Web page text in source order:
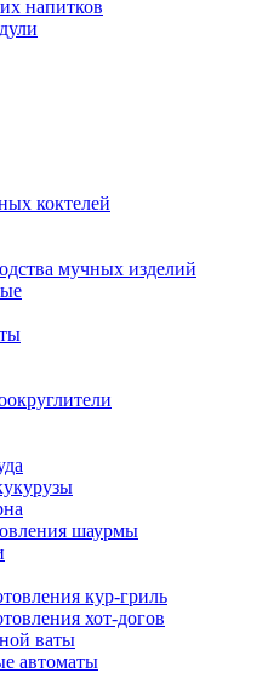
напитков
коктелей
мучных изделий
шаурмы
кур-гриль
хот-догов
ваты
автоматы